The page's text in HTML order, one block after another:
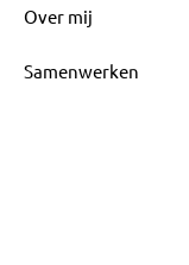
Over mij
Samenwerken